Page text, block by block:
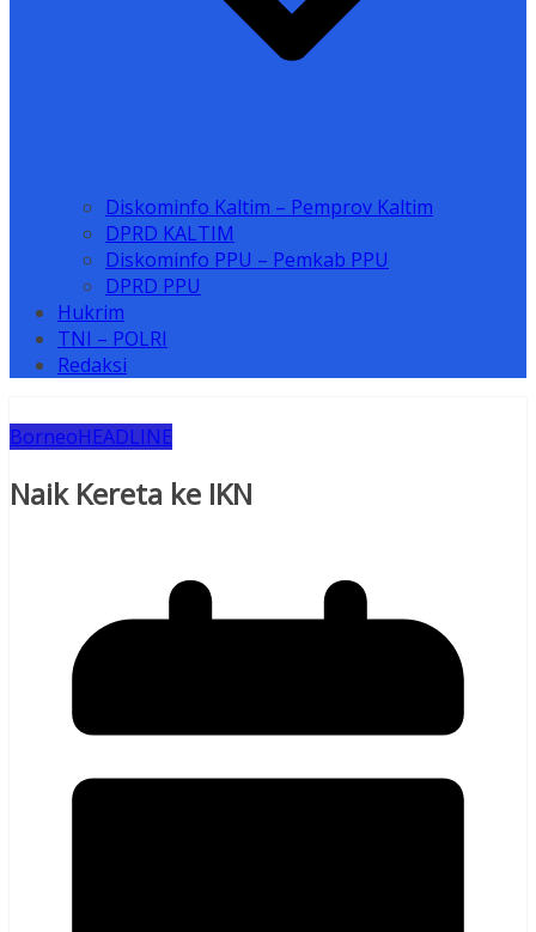
Diskominfo Kaltim – Pemprov Kaltim
DPRD KALTIM
Diskominfo PPU – Pemkab PPU
DPRD PPU
Hukrim
TNI – POLRI
Redaksi
BorneoHEADLINE
Naik Kereta ke IKN